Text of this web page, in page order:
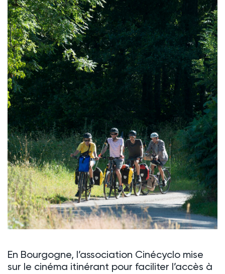
En Bourgogne, l’association Cinécyclo mise
sur le cinéma itinérant pour faciliter l’accès à